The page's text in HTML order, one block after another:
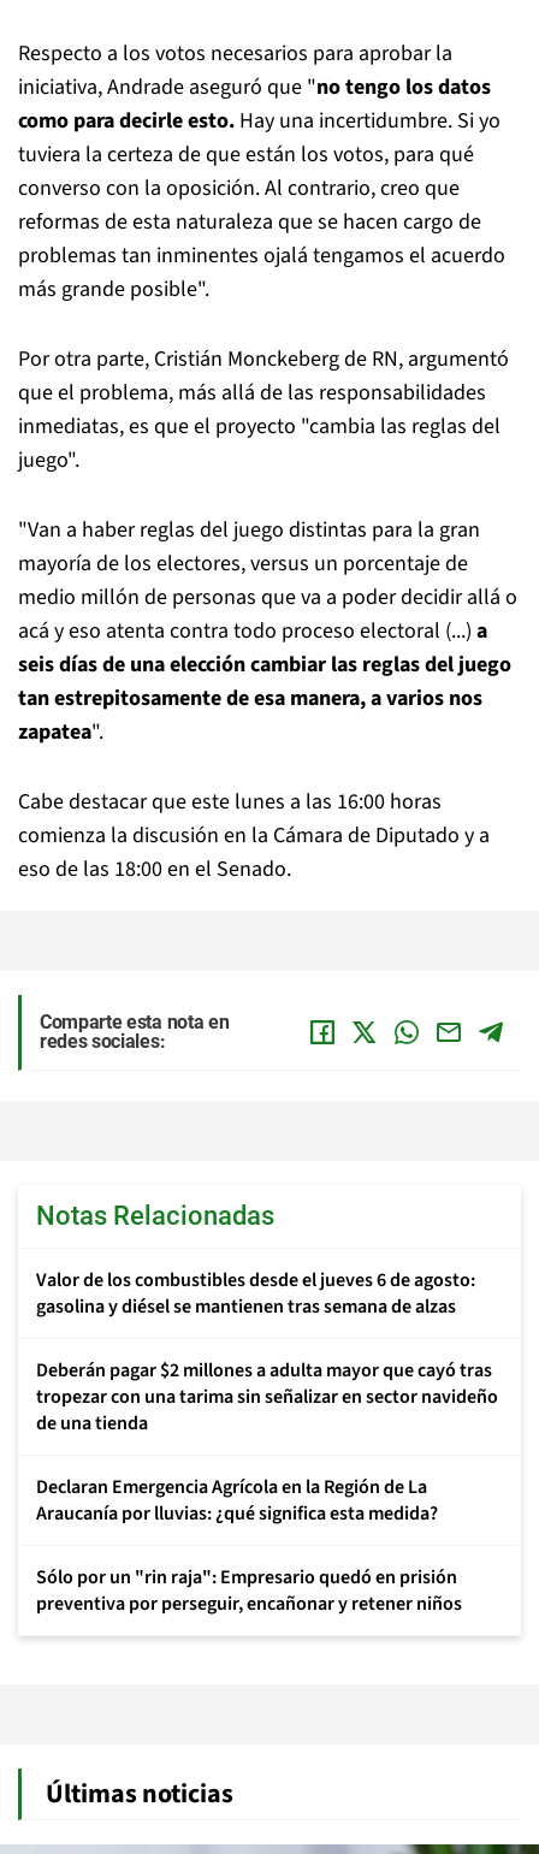
Respecto a los votos necesarios para aprobar la
iniciativa, Andrade aseguró que "no tengo los datos
como para decirle esto. Hay una incertidumbre. Si yo
tuviera la certeza de que están los votos, para qué
converso con la oposición. Al contrario, creo que
reformas de esta naturaleza que se hacen cargo de
problemas tan inminentes ojalá tengamos el acuerdo
más grande posible".
Por otra parte, Cristián Monckeberg de RN, argumentó
que el problema, más allá de las responsabilidades
inmediatas, es que el proyecto "cambia las reglas del
juego".
"Van a haber reglas del juego distintas para la gran
mayoría de los electores, versus un porcentaje de
medio millón de personas que va a poder decidir allá o
acá y eso atenta contra todo proceso electoral (...) a
seis días de una elección cambiar las reglas del juego
tan estrepitosamente de esa manera, a varios nos
zapatea".
Cabe destacar que este lunes a las 16:00 horas
comienza la discusión en la Cámara de Diputado y a
eso de las 18:00 en el Senado.
Comparte esta nota en
redes sociales:
Notas Relacionadas
Valor de los combustibles desde el jueves 6 de agosto:
gasolina y diésel se mantienen tras semana de alzas
Deberán pagar $2 millones a adulta mayor que cayó tras
tropezar con una tarima sin señalizar en sector navideño
de una tienda
Declaran Emergencia Agrícola en la Región de La
Araucanía por lluvias: ¿qué significa esta medida?
Sólo por un "rin raja": Empresario quedó en prisión
preventiva por perseguir, encañonar y retener niños
Últimas noticias